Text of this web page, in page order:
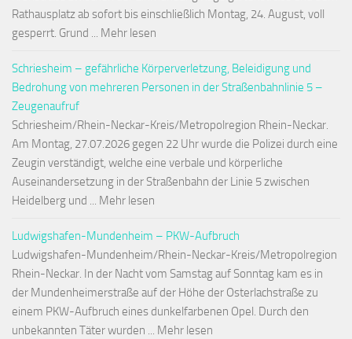
Rathausplatz ab sofort bis einschließlich Montag, 24. August, voll
gesperrt. Grund ... Mehr lesen
Schriesheim – gefährliche Körperverletzung, Beleidigung und
Bedrohung von mehreren Personen in der Straßenbahnlinie 5 –
Zeugenaufruf
Schriesheim/Rhein-Neckar-Kreis/Metropolregion Rhein-Neckar.
Am Montag, 27.07.2026 gegen 22 Uhr wurde die Polizei durch eine
Zeugin verständigt, welche eine verbale und körperliche
Auseinandersetzung in der Straßenbahn der Linie 5 zwischen
Heidelberg und ... Mehr lesen
Ludwigshafen-Mundenheim – PKW-Aufbruch
Ludwigshafen-Mundenheim/Rhein-Neckar-Kreis/Metropolregion
Rhein-Neckar. In der Nacht vom Samstag auf Sonntag kam es in
der Mundenheimerstraße auf der Höhe der Osterlachstraße zu
einem PKW-Aufbruch eines dunkelfarbenen Opel. Durch den
unbekannten Täter wurden ... Mehr lesen